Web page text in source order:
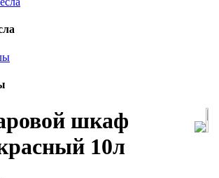
шкаф
10л